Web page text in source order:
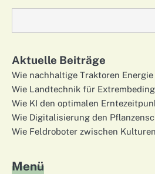
Aktuelle Beiträge
Wie nachhaltige Traktoren Energie
Wie Landtechnik für
Wie KI den optimalen
Wie Digitalisierung den
Wie Feldroboter zwischen
Menü